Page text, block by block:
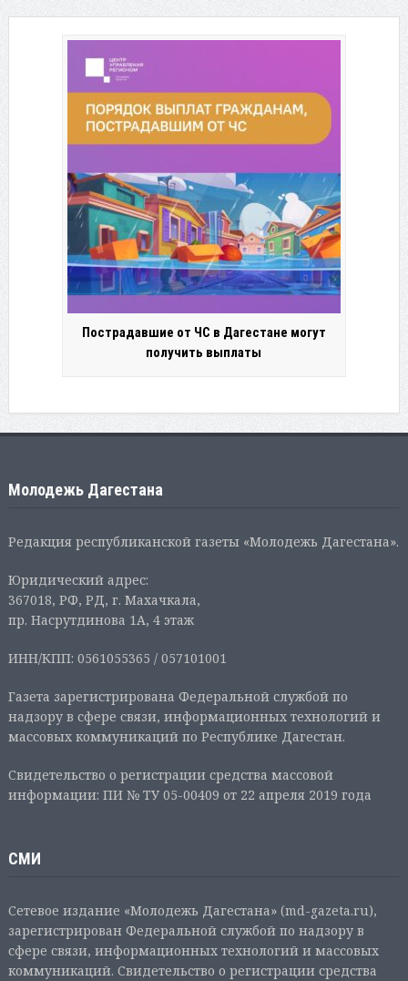
Пострадавшие от ЧС в Дагестане могут
получить выплаты
Молодежь Дагестана
Редакция республиканской газеты «Молодежь Дагестана».
Юридический адрес:
367018, РФ, РД, г. Махачкала,
пр. Насрутдинова 1А, 4 этаж
ИНН/КПП: 0561055365 / 057101001
Газета зарегистрирована Федеральной службой по
надзору в сфере связи, информационных технологий и
массовых коммуникаций по Республике Дагестан.
Свидетельство о регистрации средства массовой
информации: ПИ № ТУ 05-00409 от 22 апреля 2019 года
СМИ
Сетевое издание «Молодежь Дагестана» (md-gazeta.ru),
зарегистрирован Федеральной службой по надзору в
сфере связи, информационных технологий и массовых
коммуникаций. Свидетельство о регистрации средства